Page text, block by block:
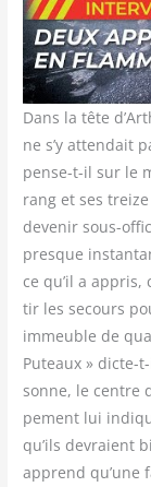
Dans la tête
ne s’y atten­dait
pense-t-il sur le
rang et ses
deve­nir sous-
presque
ce qu’il a
tir les secours
immeuble de
Puteaux » dicte-
sonne, le centre
pe­ment lui
qu’ils devraient
apprend qu’une